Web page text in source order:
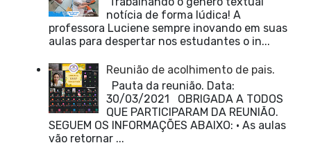
notícia de forma lúdica! A
professora Luciene sempre inovando em suas
aulas para despertar nos estudantes o in...
Reunião de acolhimento de pais.
Pauta da reunião. Data:
30/03/2021 OBRIGADA A TODOS
QUE PARTICIPARAM DA REUNIÃO.
SEGUEM OS INFORMAÇÕES ABAIXO: • As aulas
vão retornar ...